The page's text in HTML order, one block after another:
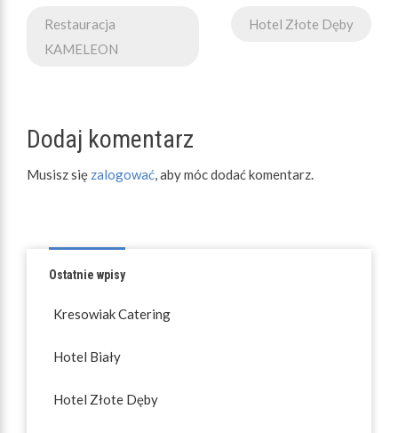
Nawigacja
wpisu
Restauracja
KAMELEON
Hotel Złote Dęby
Dodaj komentarz
Musisz się zalogować, aby móc dodać komentarz.
Ostatnie wpisy
Kresowiak Catering
Hotel Biały
Hotel Złote Dęby